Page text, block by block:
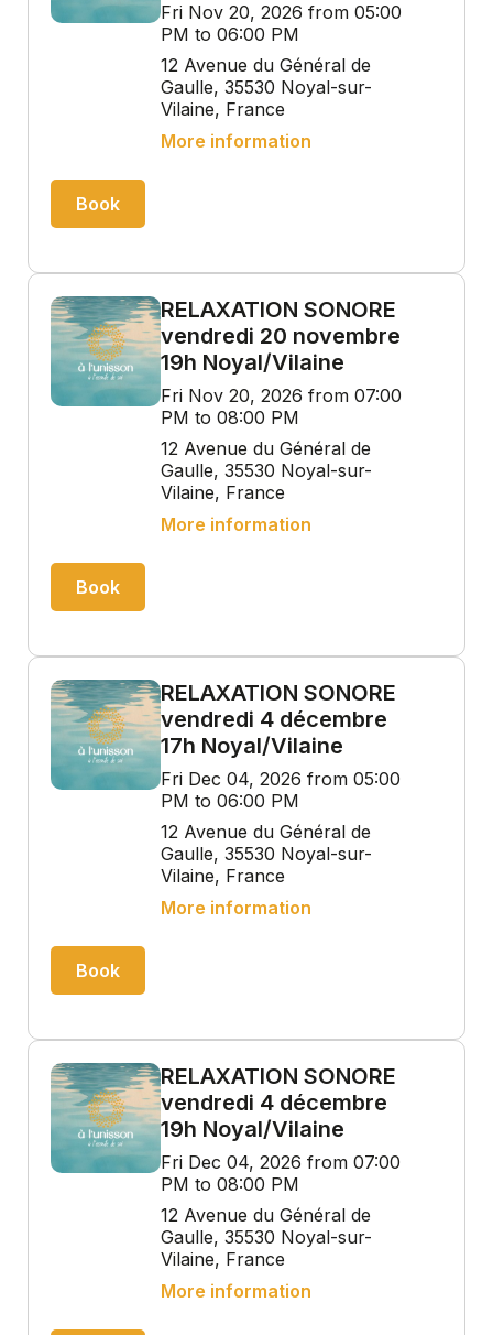
Fri Nov 20, 2026 from 05:00
PM to 06:00 PM
12 Avenue du Général de
Gaulle, 35530 Noyal-sur-
Vilaine, France
More information
Book
RELAXATION SONORE
vendredi 20 novembre
19h Noyal/Vilaine
Fri Nov 20, 2026 from 07:00
PM to 08:00 PM
12 Avenue du Général de
Gaulle, 35530 Noyal-sur-
Vilaine, France
More information
Book
RELAXATION SONORE
vendredi 4 décembre
17h Noyal/Vilaine
Fri Dec 04, 2026 from 05:00
PM to 06:00 PM
12 Avenue du Général de
Gaulle, 35530 Noyal-sur-
Vilaine, France
More information
Book
RELAXATION SONORE
vendredi 4 décembre
19h Noyal/Vilaine
Fri Dec 04, 2026 from 07:00
PM to 08:00 PM
12 Avenue du Général de
Gaulle, 35530 Noyal-sur-
Vilaine, France
More information